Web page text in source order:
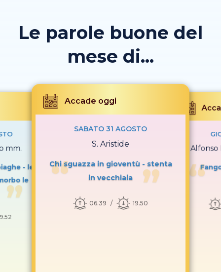
Le parole buone del
mese di...
mm.
- le
le
Accade oggi
SABATO 31 AGOSTO
S. Aristide
Chi sguazza in gioventù - stenta
in vecchiaia
06.39 19.50
S.